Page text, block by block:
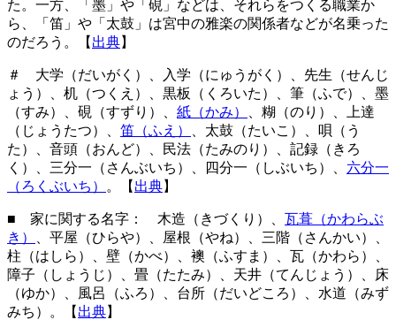
た。一方、「墨」や「硯」などは、それらをつくる職業か
ら、「笛」や「太鼓」は宮中の雅楽の関係者などが名乗った
のだろう。【 出典】
＃ 大学（だいがく）、入学（にゅうがく）、先生（せんじ
ょう）、机（つくえ）、黒板（くろいた）、筆（ふで）、墨
（すみ）、硯（すずり）、 紙（かみ）
、糊（のり）、上達
（じょうたつ）、 笛（ふえ）
、太鼓（たいこ）、唄（う
た）、音頭（おんど）、民法（たみのり）、記録（きろ
く）、三分一（さんぶいち）、四分一（しぶいち）、 六分一
（ろくぶいち）
。【 出典】
■ 家に関する名字： 木造（きづくり）、 瓦葺（かわらぶ
き）
、平屋（ひらや）、屋根（やね）、三階（さんかい）、
柱（はしら）、壁（かべ）、襖（ふすま）、瓦（かわら）、
障子（しょうじ）、畳（たたみ）、天井（てんじょう）、床
（ゆか）、風呂（ふろ）、台所（だいどころ）、水道（みず
みち）。【 出典】